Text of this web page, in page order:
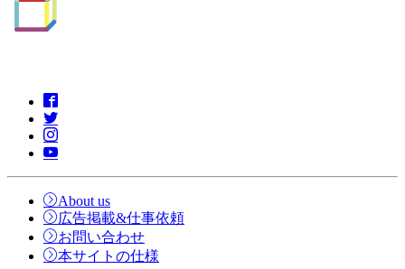
About us
広告掲載&仕事依頼
お問い合わせ
本サイトの仕様